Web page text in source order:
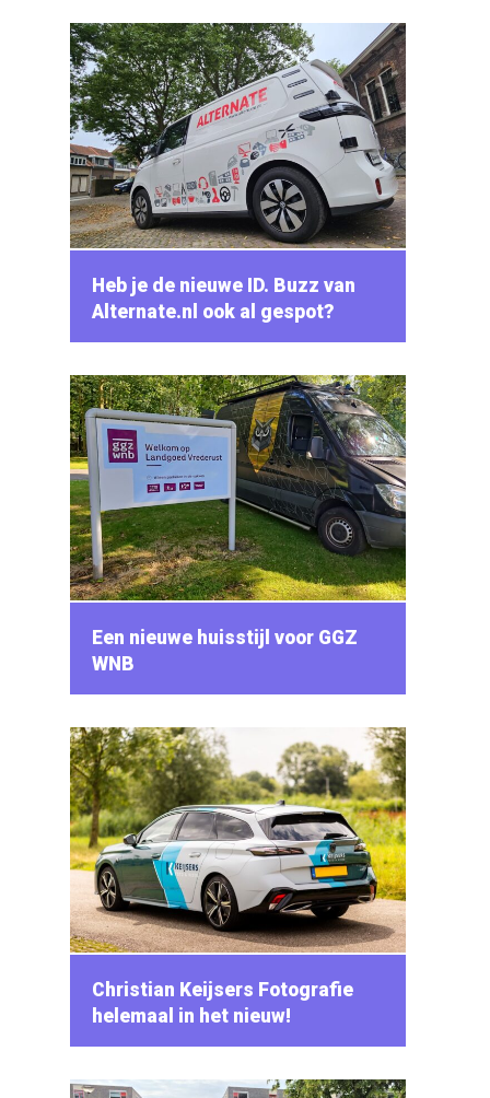
Heb je de nieuwe ID. Buzz van
Alternate.nl ook al gespot?
Een nieuwe huisstijl voor GGZ
WNB
Christian Keijsers Fotografie
helemaal in het nieuw!